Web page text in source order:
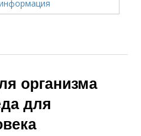
организма
для